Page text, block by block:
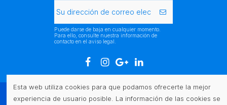
Puede darse de baja en cualquier momento.
Para ello, consulte nuestra información de
contacto en el aviso legal.
Atención al cliente
Esta web utiliza cookies para que podamos ofrecerte la mejor
experiencia de usuario posible. La información de las cookies se